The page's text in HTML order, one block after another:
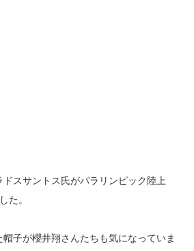
スサントス氏がパラリンピック陸上
た。
子が櫻井翔さんたちも気になっていま